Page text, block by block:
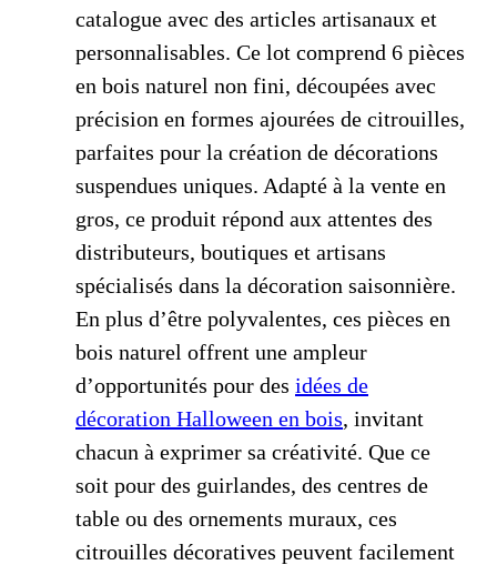
catalogue avec des articles artisanaux et
personnalisables. Ce lot comprend 6 pièces
en bois naturel non fini, découpées avec
précision en formes ajourées de citrouilles,
parfaites pour la création de décorations
suspendues uniques. Adapté à la vente en
gros, ce produit répond aux attentes des
distributeurs, boutiques et artisans
spécialisés dans la décoration saisonnière.
En plus d’être polyvalentes, ces pièces en
bois naturel offrent une ampleur
d’opportunités pour des idées de
décoration Halloween en bois, invitant
chacun à exprimer sa créativité. Que ce
soit pour des guirlandes, des centres de
table ou des ornements muraux, ces
citrouilles décoratives peuvent facilement